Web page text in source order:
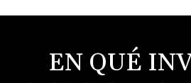
EN QUÉ